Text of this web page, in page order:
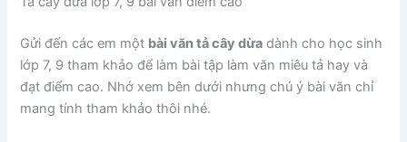
Gửi đến các em một bài văn tả cây dừa dành cho học sinh
lớp 7, 9 tham khảo để làm bài tập làm văn miêu tả hay và
đạt điểm cao. Nhớ xem bên dưới nhưng chú ý bài văn chỉ
mang tính tham khảo thôi nhé.